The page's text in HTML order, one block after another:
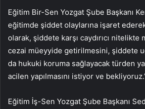
Eğitim Bir-Sen Yozgat Şube Başkanı
eğitimde şiddet olaylarına işaret
olarak, şiddete karşı caydırıcı nitelikte
cezai müeyyide getirilmesini, şiddete
da hukuki koruma sağlayacak türden
acilen yapılmasını istiyor ve
Eğitim İş-Sen Yozgat Şube Başkanı